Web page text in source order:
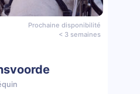
Prochaine disponibilité
< 3 semaines